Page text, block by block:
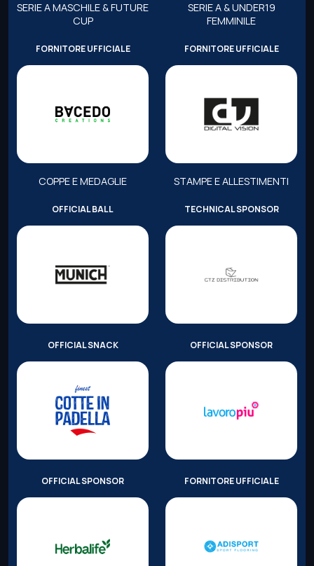
SERIE A MASCHILE & FUTURE
CUP
SERIE A & UNDER19
FEMMINILE
FORNITORE UFFICIALE
COPPE E MEDAGLIE
FORNITORE UFFICIALE
STAMPE E ALLESTIMENTI
OFFICIAL BALL TECHNICAL SPONSOR
OFFICIAL SNACK OFFICIAL SPONSOR
OFFICIAL SPONSOR FORNITORE UFFICIALE